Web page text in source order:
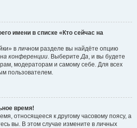
имени в списке «Кто сейчас на
в личном разделе вы найдёте опцию
конференции. ВыберитеДа, и вы будете
модераторам и самому себе. Для всех
пользователем.
время!
относящееся к другому часовому поясу, а
вы. В этом случае измените в личных